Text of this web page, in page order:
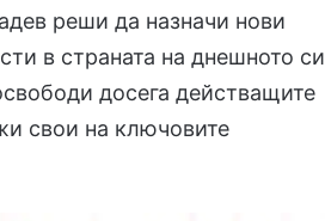
реши да назначи нови
в страната на днешното си
досега действащите
свои на ключовите